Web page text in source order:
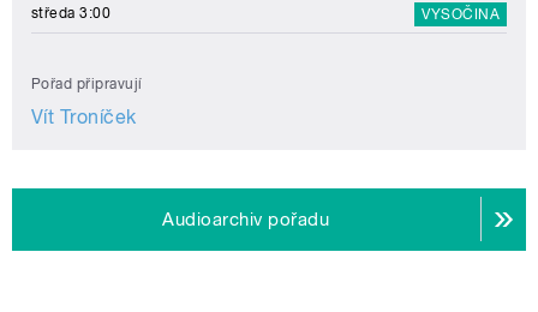
středa 3:00 VYSOČINA
Pořad připravují
Vít Troníček
Audioarchiv pořadu